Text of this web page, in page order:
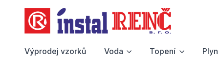
Výprodej vzorků Voda Topení Plyn